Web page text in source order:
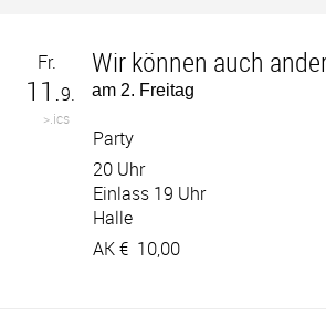
Fr.
11.9.
>.ics
Wir können auch
am 2. Freitag
Party
20 Uhr
Einlass 19 Uhr
Halle
AK € 10,00